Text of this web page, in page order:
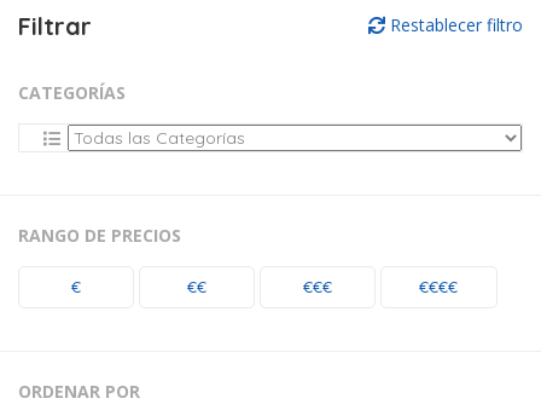
Filtrar Restablecer filtro
CATEGORÍAS
RANGO DE PRECIOS
€ €€ €€€ €€€€
ORDENAR POR